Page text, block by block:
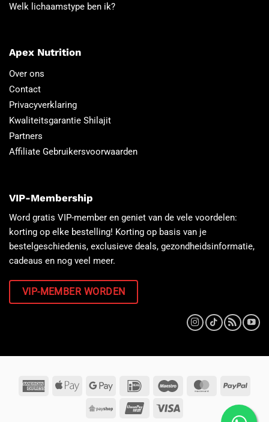
Welk lichaamstype ben ik?
Apex Nutrition
Over ons
Contact
Privacyverklaring
Kwaliteitsgarantie Shilajit
Partners
Affiliate Gebruikersvoorwaarden
VIP-Membership
Word gratis VIP-member en geniet van de vele voordelen:
korting op elke bestelling! Korting op basis van je
bestelgeschiedenis, exclusieve deals, gezondheidsinformatie,
cadeaus en nog veel meer.
VIP-MEMBER WORDEN